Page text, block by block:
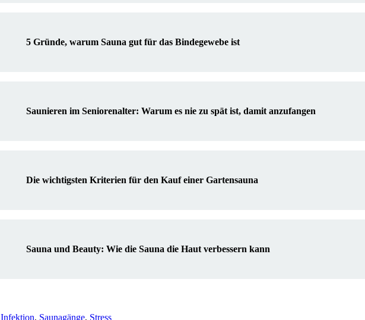
5 Gründe, warum Sauna gut für das Bindegewebe ist
Saunieren im Seniorenalter: Warum es nie zu spät ist, damit anzufangen
Die wichtigsten Kriterien für den Kauf einer Gartensauna
Sauna und Beauty: Wie die Sauna die Haut verbessern kann
Infektion, Saunagänge, Stress